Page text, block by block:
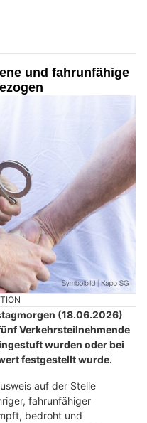
und fahrunfähige
(18.06.2026)
Verkehrsteilnehmende
wurden oder bei
festgestellt wurde.
auf der Stelle
fahrunfähiger
bedroht und